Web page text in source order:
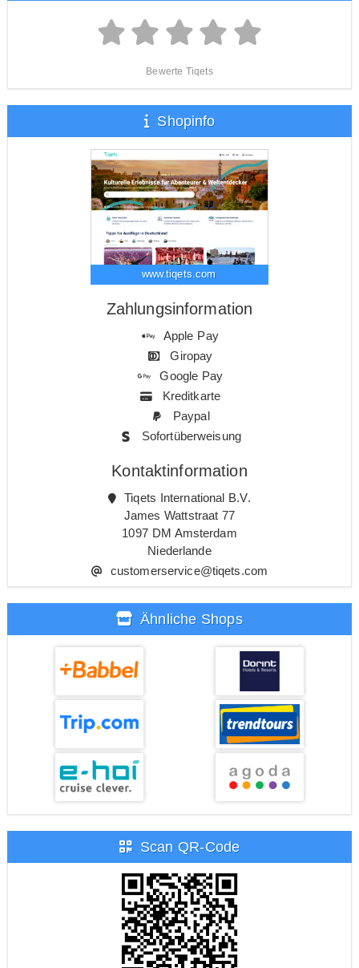
Bewerte Tiqets
Shopinfo
www.tiqets.com
Zahlungsinformation
Apple Pay
Giropay
Google Pay
Kreditkarte
Paypal
Sofortüberweisung
Kontaktinformation
Tiqets International B.V.
James Wattstraat 77
1097 DM Amsterdam
Niederlande
customerservice@tiqets.com
Ähnliche Shops
Scan QR-Code